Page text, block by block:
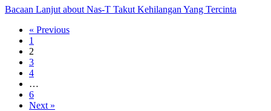
Bacaan Lanjut about Nas-T Takut Kehilangan Yang Tercinta
« Previous
1
2
3
4
…
6
Next »